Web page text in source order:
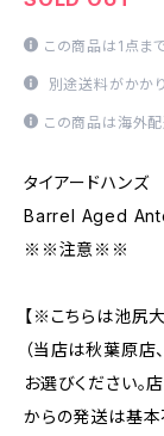
この商品は1点ま
別途送料がかか
この商品は海外配
タイアードハン
Barrel Aged
※※注意※※
【※こちらは池尻
（当店は秋葉原店
お選びください。
からの発送は基本